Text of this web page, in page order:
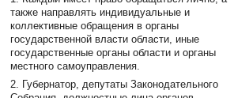
также направлять индивидуальные и
коллективные обращения в органы
государственной власти области, иные
государственные органы области и органы
местного самоуправления.
2. Губернатор, депутаты Законодательного